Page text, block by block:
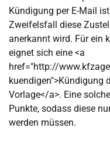
Kündigung per E-Mail
Zweifelsfall diese
anerkannt wird. Für ein
eignet sich eine <a
href="http://
kuendigen">Kündigung
Vorlage</a>. Eine
Punkte, sodass diese
werden müssen.